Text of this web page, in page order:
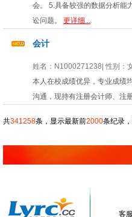
会。 5.具备较强的数据分析能
讼问题。 更详细...
会计
姓名： N1000271238 | 性别：
本人在校成绩优异，专业成绩
沟通，现持有注册会计师、注
共341258条，显示最新前2000条纪录
客